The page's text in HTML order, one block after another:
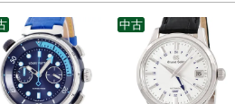
中古